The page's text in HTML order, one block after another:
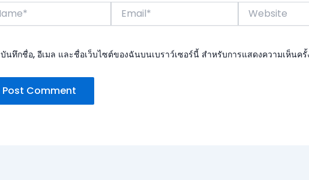
Website
บันทึกชื่อ, อีเมล และชื่อเว็บไซต์ของฉันบนเบราว์เซอร์นี้ สำหรับการแสดงความเห็นครั้